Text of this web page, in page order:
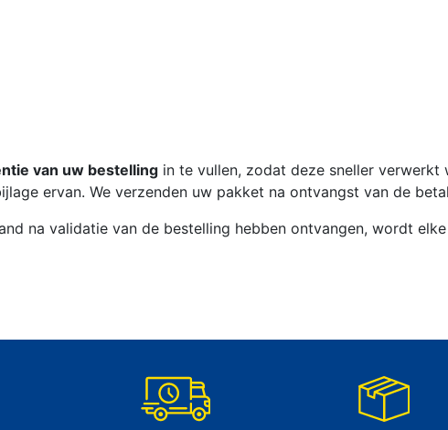
van uw bestelling in te vullen, zodat deze sneller
ervan. We verzenden uw pakket na ontvangst van de
na validatie van de bestelling hebben ontvangen, wordt